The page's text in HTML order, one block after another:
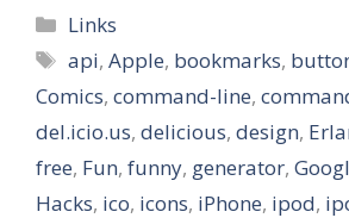
Kategorien
Links
Schlagwörter
api,Apple, bookmarks,
Comics, command-line,
del.icio.us, delicious, design,
free, Fun, funny, generator,
Hacks, ico, icons, iPhone, ipod,